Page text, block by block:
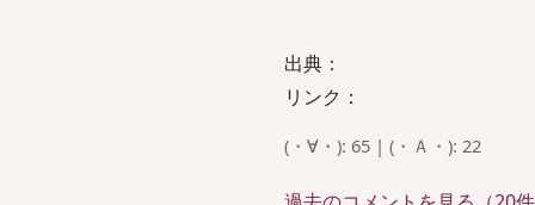
出典：
リンク：
(・∀・): 65 | (・Ａ・): 22